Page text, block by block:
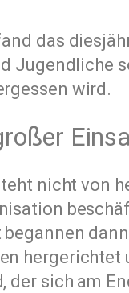
das
Jugendliche
wird.
nicht von
hergerichtet
sich am